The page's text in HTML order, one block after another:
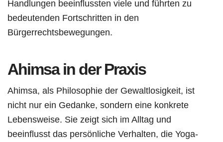
Handlungen beeinflussten viele und führten zu
bedeutenden Fortschritten in den
Bürgerrechtsbewegungen.
Ahimsa in der Praxis
Ahimsa, als Philosophie der Gewaltlosigkeit, ist
nicht nur ein Gedanke, sondern eine konkrete
Lebensweise. Sie zeigt sich im Alltag und
beeinflusst das persönliche Verhalten, die Yoga-